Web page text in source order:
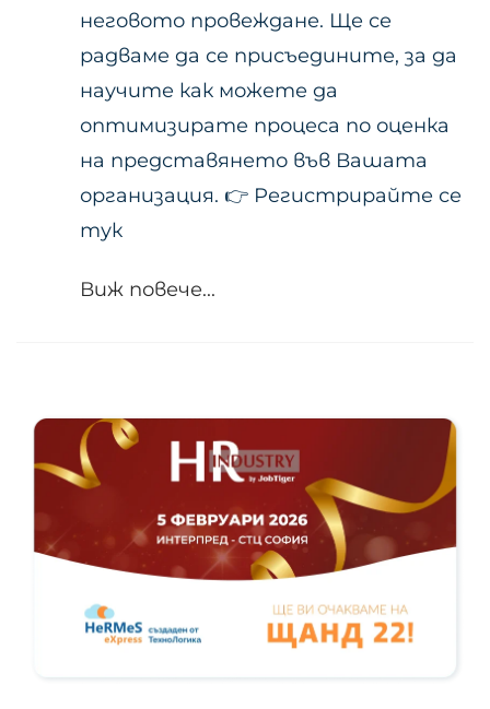
неговото провеждане. Ще се
радваме да се присъедините, за да
научите как можете да
оптимизирате процеса по оценка
на представянето във Вашата
организация. 👉 Регистрирайте се
тук
Виж повече...